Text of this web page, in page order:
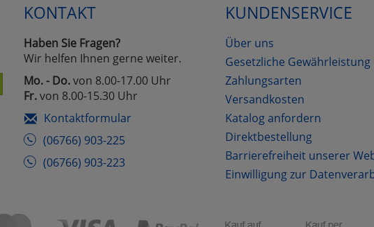
KONTAKT
Haben Sie Fragen?
Wir helfen Ihnen gerne weiter.
Mo. - Do.von 8.00-17.00 Uhr
Fr.von 8.00-15.30 Uhr
Kontaktformular
(06766) 903-225
(06766) 903-223
KUNDENSERVICE
Über uns
Gesetzliche Gewährleistung
Zahlungsarten
Versandkosten
Katalog anfordern
Direktbestellung
Barrierefreiheit unserer
Einwilligung zur